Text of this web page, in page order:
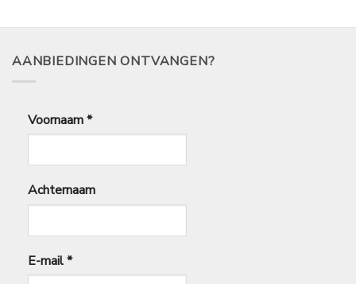
€
AANBIEDINGEN ONTVANGEN?
Voornaam*
Achternaam
E-mail*